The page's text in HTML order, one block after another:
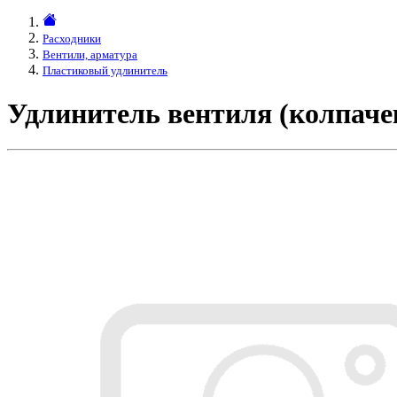
Расходники
Вентили, арматура
Пластиковый удлинитель
Удлинитель вентиля